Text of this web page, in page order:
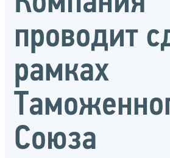
проводит
рамках
Союза